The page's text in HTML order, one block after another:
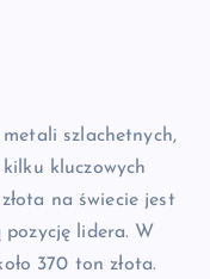
szlachetnych,
kluczowych
na świecie jest
lidera. W
370 ton złota.